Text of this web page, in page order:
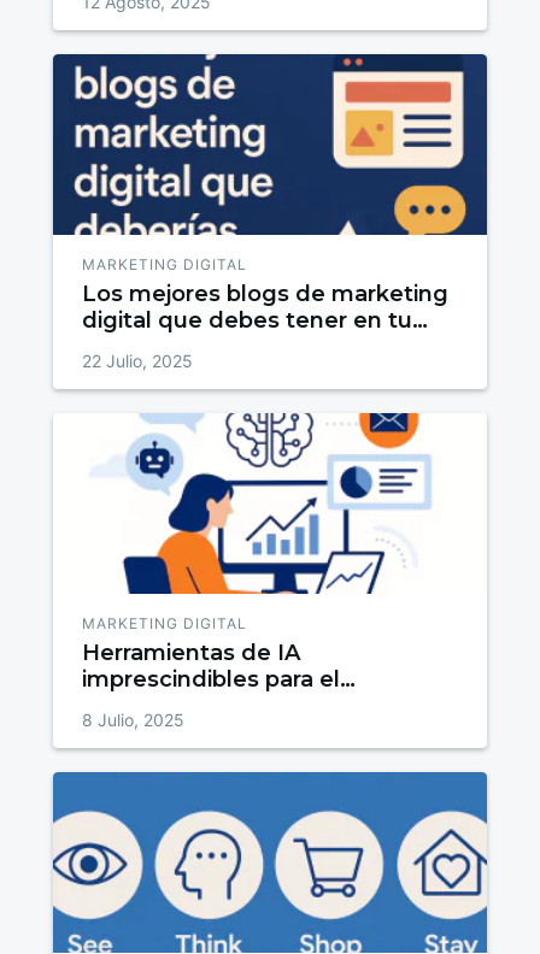
MARKETING DIGITAL
Los mejores blogs de marketing
digital que debes tener en tu
22 Julio, 2025
MARKETING DIGITAL
Herramientas de IA
imprescindibles para el
(Guía Práctica)
8 Julio, 2025